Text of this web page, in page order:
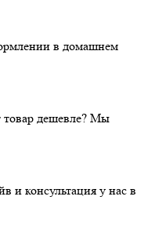
в домашнем
дешевле? Мы
и консультация у нас в